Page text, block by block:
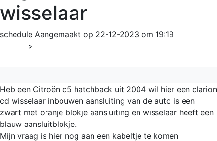
wisselaar
schedule Aangemaakt op 22-12-2023 om 19:19
>
Heb een Citroën c5 hatchback uit 2004 wil hier een clarion
cd wisselaar inbouwen aansluiting van de auto is een
zwart met oranje blokje aansluiting en wisselaar heeft een
blauw aansluitblokje.
Mijn vraag is hier nog aan een kabeltje te komen